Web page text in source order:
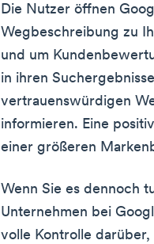
Die Nutzer öffnen
Wegbeschreibung zu
und um
in ihren
vertrauenswürdigen
informieren. Eine
einer größeren
Wenn Sie es dennoch
Unternehmen bei
volle Kontrolle